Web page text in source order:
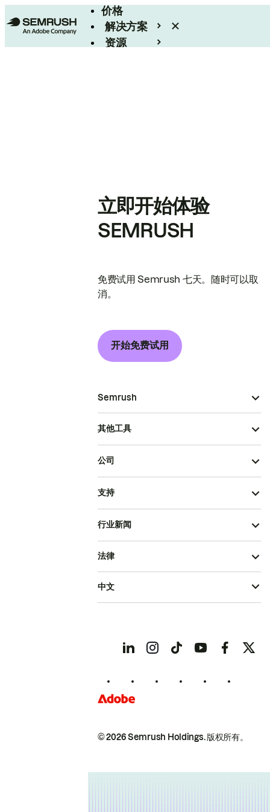
价格
解决方案
资源
立即开始体验
SEMRUSH
免费试用 Semrush 七天。随时可以取
消。
开始免费试用
Semrush
其他工具
公司
支持
行业新闻
© 2026 Semrush Holdings.版权所有。
法律
中文